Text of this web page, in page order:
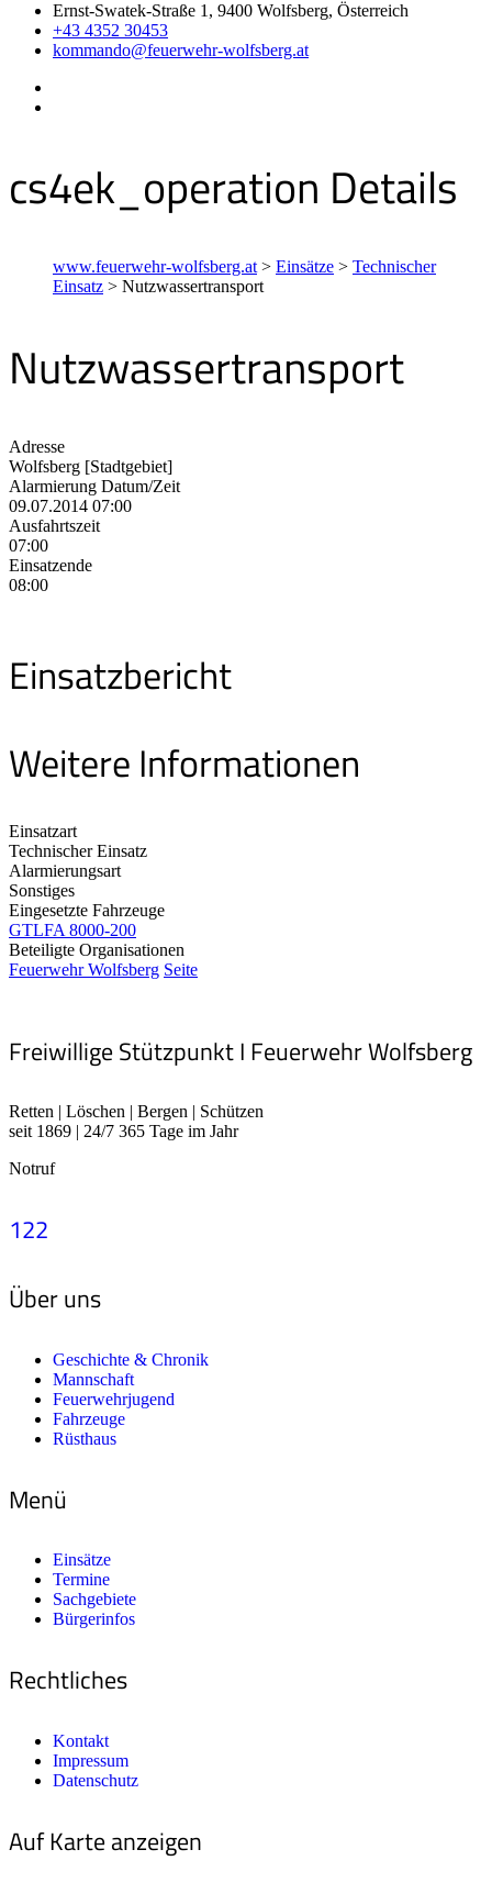
Ernst-Swatek-Straße 1, 9400 Wolfsberg, Österreich
+43 4352 30453
kommando@feuerwehr-wolfsberg.at
cs4ek_operation Details
www.feuerwehr-wolfsberg.at > Einsätze > Technischer
Einsatz > Nutzwassertransport
Nutzwassertransport
Adresse
Wolfsberg [Stadtgebiet]
Alarmierung Datum/Zeit
09.07.2014 07:00
Ausfahrtszeit
07:00
Einsatzende
08:00
Einsatzbericht
Weitere Informationen
Einsatzart
Technischer Einsatz
Alarmierungsart
Sonstiges
Eingesetzte Fahrzeuge
GTLFA 8000-200
Beteiligte Organisationen
Feuerwehr Wolfsberg Seite
Freiwillige Stützpunkt I Feuerwehr Wolfsberg
Retten | Löschen | Bergen | Schützen
seit 1869 | 24/7 365 Tage im Jahr
Notruf
122
Über uns
Geschichte & Chronik
Mannschaft
Feuerwehrjugend
Fahrzeuge
Rüsthaus
Menü
Einsätze
Termine
Sachgebiete
Bürgerinfos
Rechtliches
Kontakt
Impressum
Datenschutz
Auf Karte anzeigen